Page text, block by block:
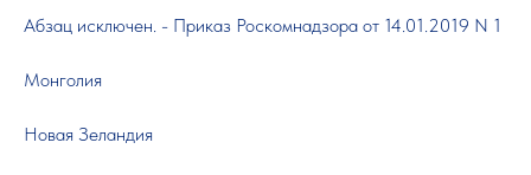
Абзац исключен. - Приказ Роскомнадзора от 14.01.2019 N 1
Монголия
Новая Зеландия